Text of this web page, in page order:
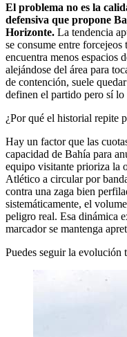
El problema no es la
defensiva que propone
Horizonte. La tendencia
se consume entre forcejeos
encuentra menos espacios
alejándose del área para
de contención, suele
definen el partido pero sí lo
¿Por qué el historial repite
Hay un factor que las
capacidad de Bahía para
equipo visitante prioriza la
Atlético a circular por
contra una zaga bien
sistemáticamente, el
peligro real. Esa dinámica
marcador se mantenga
Puedes seguir la evolución